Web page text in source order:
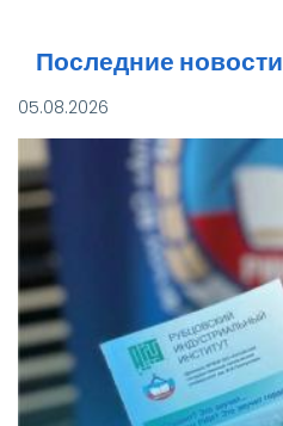
Последние новости
05.08.2026